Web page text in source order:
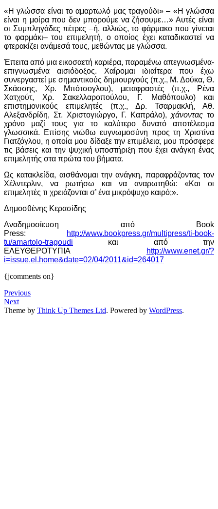
«Η γλώσσα είναι το αμαρτωλό μας τραγούδι» – «Η γλώσσα
είναι η μοίρα που δεν μπορούμε να ζήσουμε…» Αυτές είναι
οι Συμπληγάδες πέτρες –ή, αλλιώς, το φάρμακο που γίνεται
το φαρμάκι– του επιμελητή, ο οποίος έχει καταδικαστεί να
φτερακίζει ανάμεσά τους, μεθώντας με γλώσσα.
Έπειτα από μια εικοσαετή καριέρα, παραμένω απεγνωσμένα-
επιγνωσμένα αισιόδοξος. Χαίρομαι ιδιαίτερα που έχω
συνεργαστεί με σημαντικούς δημιουργούς (π.χ., Μ. Δούκα, Θ.
Σκάσσης, Χρ. Μπότσογλου), μεταφραστές (π.χ., Ρένα
Χατχούτ, Χρ. Σακελλαροπούλου, Γ. Μαθόπουλο) και
επιστημονικούς επιμελητές (π.χ., Δρ. Τσαρμακλή, Αθ.
Αλεξανδρίδη, Στ. Χριστογιώργο, Γ. Καπράλο), χάνοντας το
χρόνο μαζί τους για το καλύτερο δυνατό αποτέλεσμα
γλωσσικά. Επίσης νιώθω ευγνωμοσύνη προς τη Χριστίνα
Γιατζόγλου, η οποία μου δίδαξε την επιμέλεια, μου πρόσφερε
τις βάσεις και την ψυχική υποστήριξη που έχει ανάγκη ένας
επιμελητής στα πρώτα του βήματα.
Ως κατακλείδα, αισθάνομαι την ανάγκη, παραφράζοντας τον
Χέλντερλιν, να ρωτήσω και να αναρωτηθώ: «Και οι
επιμελητές τι χρειάζονται σ’ ένα μικρόψυχο καιρό;».
Δημοσθένης Κερασίδης
Αναδημοσίευση από Book
Press:
http://www.bookpress.gr/multipress/ti-book-
tu/amartolo-tragoudi και από την
ΕΛΕΥΘΕΡΟΤΥΠΙΑ
http://www.enet.gr/?
i=issue.el.home&date=02/04/2011&id=264017
{jcomments on}
Previous
Next
Theme by Think Up Themes Ltd. Powered by WordPress.